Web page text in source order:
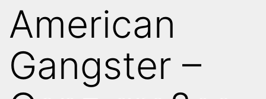
American
Gangster –